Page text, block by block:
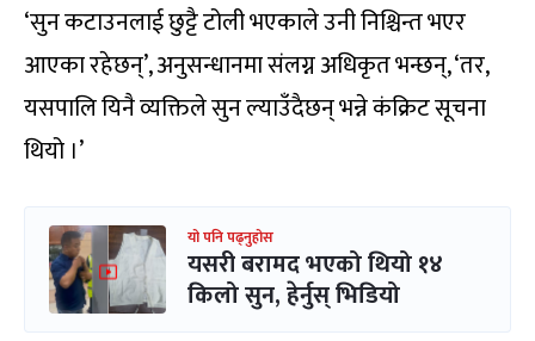
‘सुन कटाउनलाई छुट्टै टोली भएकाले उनी निश्चिन्त भएर
आएका रहेछन्’, अनुसन्धानमा संलग्न अधिकृत भन्छन्, ‘तर,
यसपालि यिनै व्यक्तिले सुन ल्याउँदैछन् भन्ने कंक्रिट सूचना
थियो ।’
यो पनि पढ्नुहोस
यसरी बरामद भएको थियो १४
किलो सुन, हेर्नुस् भिडियो